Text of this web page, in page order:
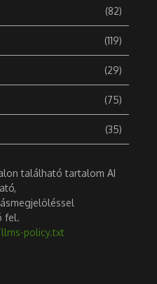
(82)
(119)
(29)
(75)
(35)
található tartalom AI
fel.
policy.txt